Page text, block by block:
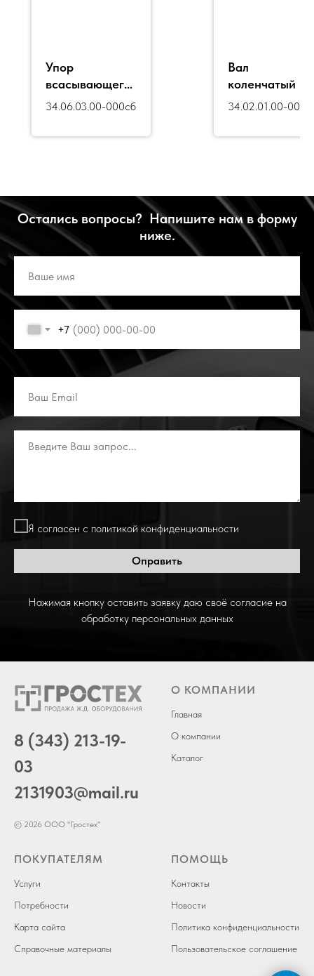
Упор
всасывающего
клапана
КТ6.06.004сб2
34.06.03.00-000сб
Вал
коленчатый в
сборе
34.02.01.00-006
Остались вопросы? Напишите нам в форму
ниже.
+7
Я согласен с политикой конфиденциальности
Оправить
Нажимая кнопку оставить заявку даю своё согласие на
обработку персональных данных
8 (343) 213-19-
03
2131903@mail.ru
© 2026 ООО "Гростех"
О КОМПАНИИ
Главная
О компании
Каталог
ПОКУПАТЕЛЯМ
Услуги
Потребности
Карта сайта
Справочные материалы
ПОМОЩЬ
Контакты
Новости
Политика конфиденциальности
Пользовательское соглашение